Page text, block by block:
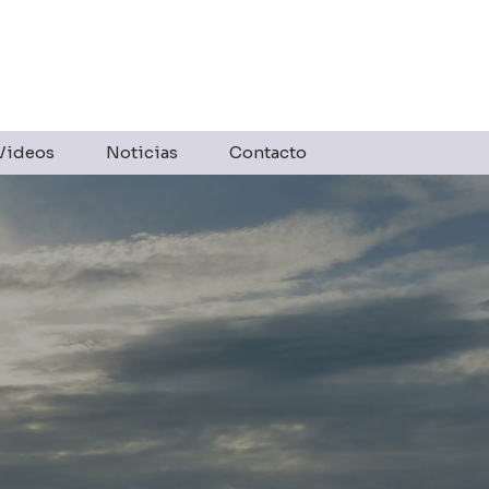
Noticias Contacto